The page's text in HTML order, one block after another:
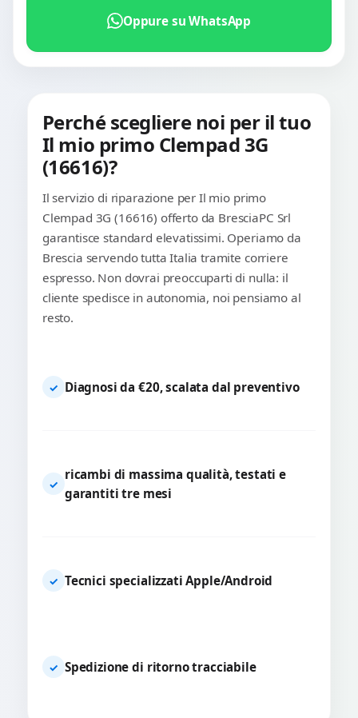
Oppure su WhatsApp
Perché scegliere noi per il tuo
Il mio primo Clempad 3G
(16616)?
Il servizio di riparazione per Il mio primo
Clempad 3G (16616) offerto da BresciaPC Srl
garantisce standard elevatissimi. Operiamo da
Brescia servendo tutta Italia tramite corriere
espresso. Non dovrai preoccuparti di nulla: il
cliente spedisce in autonomia, noi pensiamo al
resto.
✓ Diagnosi da €20, scalata dal preventivo
✓
ricambi di massima qualità, testati e
garantiti tre mesi
✓ Tecnici specializzati Apple/Android
✓ Spedizione di ritorno tracciabile